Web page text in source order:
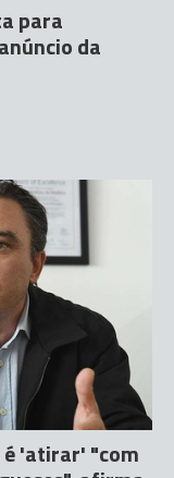
para
da
é 'atirar' "com